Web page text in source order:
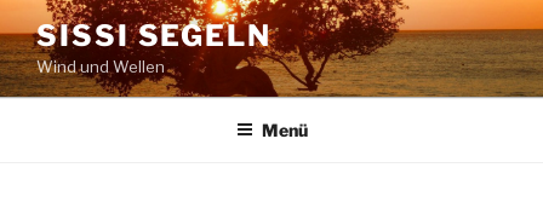
Inhalt
springen
SISSI SEGELN
Wind und Wellen
Menü